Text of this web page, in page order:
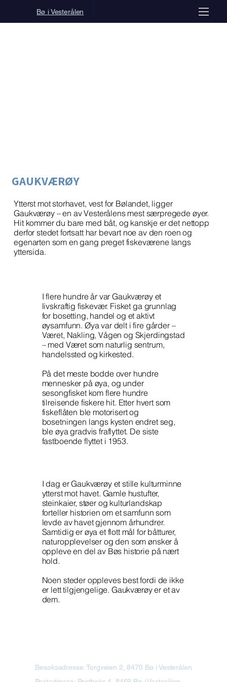
Bø i Vesterålen
GAUKVÆRØY
Ytterst mot storhavet, vest for Bølandet, ligger
Gaukværøy – en av Vesterålens mest særpregede øyer.
Hit kommer du bare med båt, og kanskje er det nettopp
derfor stedet fortsatt har bevart noe av den roen og
egenarten som en gang preget fiskeværene langs
yttersida.
I flere hundre år var Gaukværøy et
livskraftig fiskevær. Fisket ga grunnlag
for bosetting, handel og et aktivt
øysamfunn. Øya var delt i fire gårder –
Været, Nakling, Vågen og Skjerdingstad
– med Været som naturlig sentrum,
handelssted og kirkested.
På det meste bodde over hundre
mennesker på øya, og under
sesongfisket kom flere hundre
tilreisende fiskere hit. Etter hvert som
fiskeflåten ble motorisert og
bosetningen langs kysten endret seg,
ble øya gradvis fraflyttet. De siste
fastboende flyttet i 1953.
I dag er Gaukværøy et stille kulturminne
ytterst mot havet. Gamle hustufter,
steinkaier, støer og kulturlandskap
forteller historien om et samfunn som
levde av havet gjennom århundrer.
Samtidig er øya et flott mål for båtturer,
naturopplevelser og den som ønsker å
oppleve en del av Bøs historie på nært
hold.
Noen steder oppleves best fordi de ikke
er lett tilgjengelige. Gaukværøy er et av
dem.
Besøksadresse: Torgveien 2, 8470 Bø i Vesterålen